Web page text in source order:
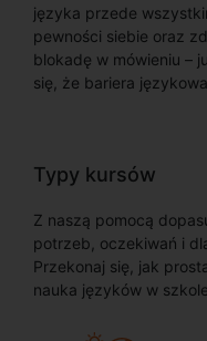
języka przede
pewności siebie oraz
blokadę w mówieniu –
się, że bariera
Typy kursów
Z naszą pomocą
potrzeb, oczekiwań i
Przekonaj się, jak
nauka języków w